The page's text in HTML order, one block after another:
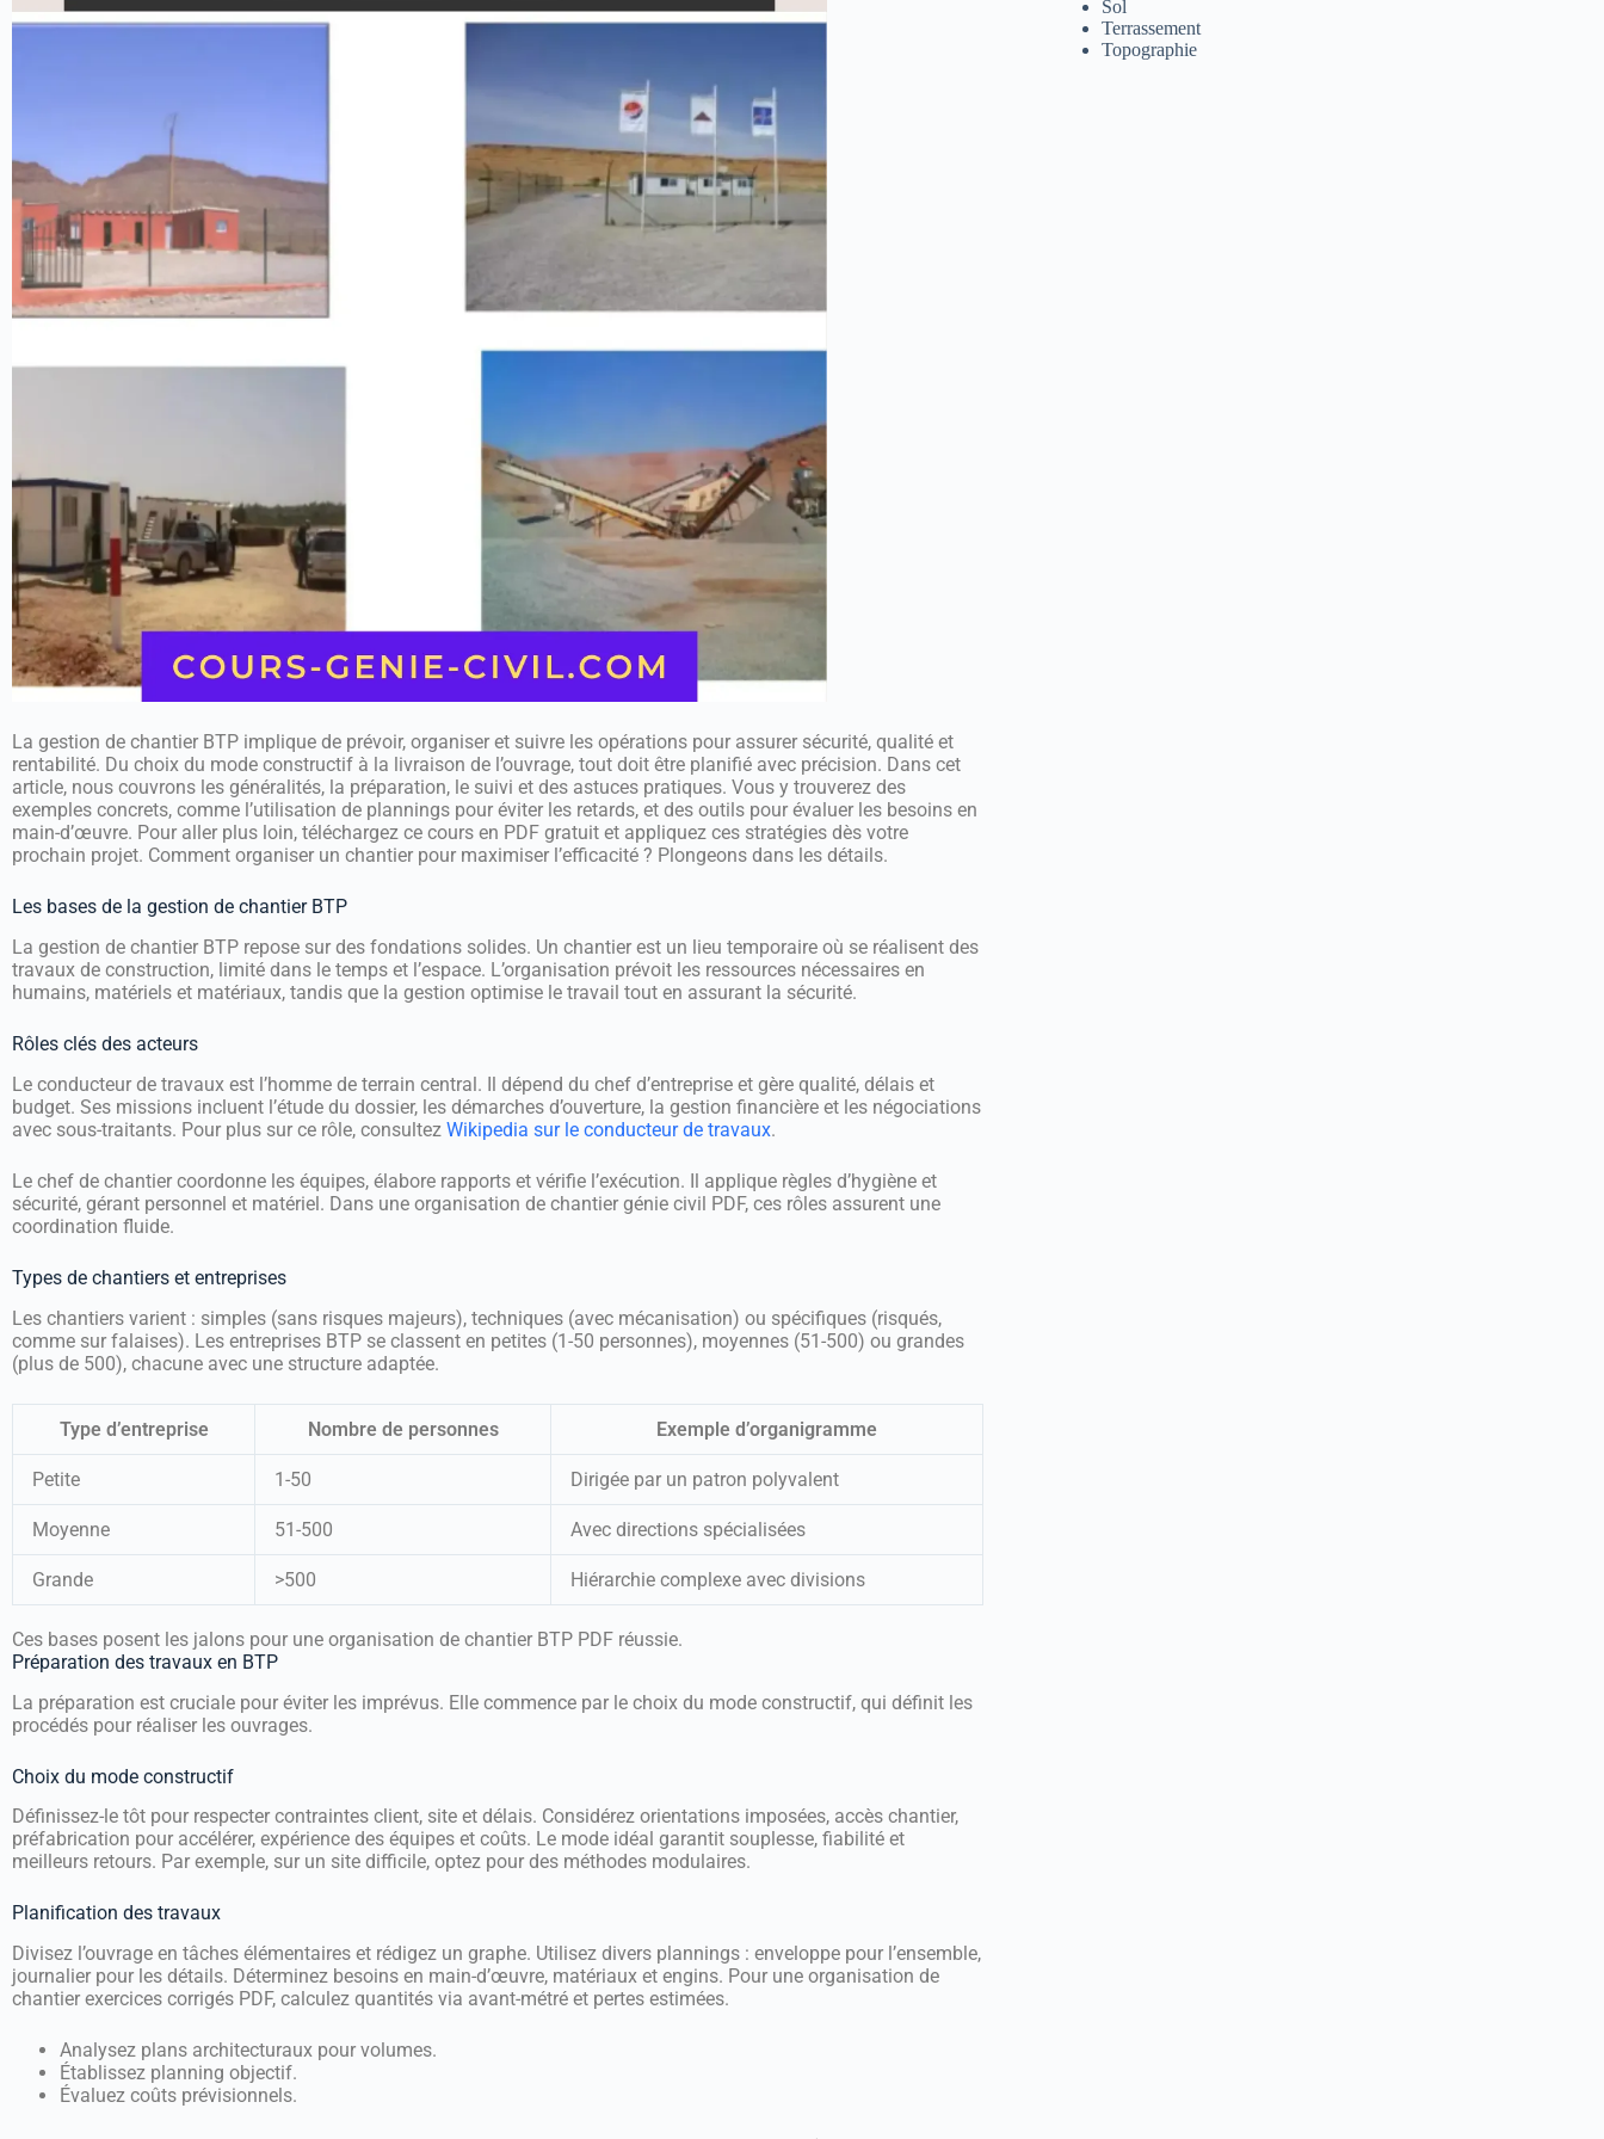
La gestion de chantier BTP implique de prévoir, organiser et suivre les opérations pour assurer sécurité, qualité et
rentabilité. Du choix du mode constructif à la livraison de l’ouvrage, tout doit être planifié avec précision. Dans cet
article, nous couvrons les généralités, la préparation, le suivi et des astuces pratiques. Vous y trouverez des
exemples concrets, comme l’utilisation de plannings pour éviter les retards, et des outils pour évaluer les besoins en
main-d’œuvre. Pour aller plus loin, téléchargez ce cours en PDF gratuit et appliquez ces stratégies dès votre
prochain projet. Comment organiser un chantier pour maximiser l’efficacité ? Plongeons dans les détails.
Les bases de la gestion de chantier BTP
La gestion de chantier BTP repose sur des fondations solides. Un chantier est un lieu temporaire où se réalisent des
travaux de construction, limité dans le temps et l’espace. L’organisation prévoit les ressources nécessaires en
humains, matériels et matériaux, tandis que la gestion optimise le travail tout en assurant la sécurité.
Rôles clés des acteurs
Le conducteur de travaux est l’homme de terrain central. Il dépend du chef d’entreprise et gère qualité, délais et
budget. Ses missions incluent l’étude du dossier, les démarches d’ouverture, la gestion financière et les négociations
avec sous-traitants. Pour plus sur ce rôle, consultez Wikipedia sur le conducteur de travaux.
Le chef de chantier coordonne les équipes, élabore rapports et vérifie l’exécution. Il applique règles d’hygiène et
sécurité, gérant personnel et matériel. Dans une organisation de chantier génie civil PDF, ces rôles assurent une
coordination fluide.
Types de chantiers et entreprises
Les chantiers varient : simples (sans risques majeurs), techniques (avec mécanisation) ou spécifiques (risqués,
comme sur falaises). Les entreprises BTP se classent en petites (1-50 personnes), moyennes (51-500) ou grandes
(plus de 500), chacune avec une structure adaptée.
Type d’entreprise Nombre de personnes Exemple d’organigramme
Petite 1-50 Dirigée par un patron polyvalent
Moyenne 51-500 Avec directions spécialisées
Grande >500 Hiérarchie complexe avec divisions
Ces bases posent les jalons pour une organisation de chantier BTP PDF réussie.
Préparation des travaux en BTP
La préparation est cruciale pour éviter les imprévus. Elle commence par le choix du mode constructif, qui définit les
procédés pour réaliser les ouvrages.
Choix du mode constructif
Définissez-le tôt pour respecter contraintes client, site et délais. Considérez orientations imposées, accès chantier,
préfabrication pour accélérer, expérience des équipes et coûts. Le mode idéal garantit souplesse, fiabilité et
meilleurs retours. Par exemple, sur un site difficile, optez pour des méthodes modulaires.
Planification des travaux
Divisez l’ouvrage en tâches élémentaires et rédigez un graphe. Utilisez divers plannings : enveloppe pour l’ensemble,
journalier pour les détails. Déterminez besoins en main-d’œuvre, matériaux et engins. Pour une organisation de
chantier exercices corrigés PDF, calculez quantités via avant-métré et pertes estimées.
Analysez plans architecturaux pour volumes.
Établissez planning objectif.
Évaluez coûts prévisionnels.
Sol
Terrassement
Topographie